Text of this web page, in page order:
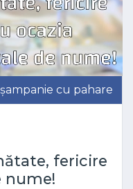
cu pahare
fericire
nume!